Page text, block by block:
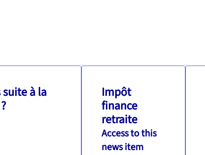
suite à la
Impôt
finance
retraite
Access to this
news item